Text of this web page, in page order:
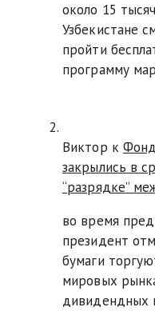
около 15
Узбекистане
пройти
программу
Виктор к
закрылись в
“разрядке”
во время
президент
бумаги
мировых
дивидендных